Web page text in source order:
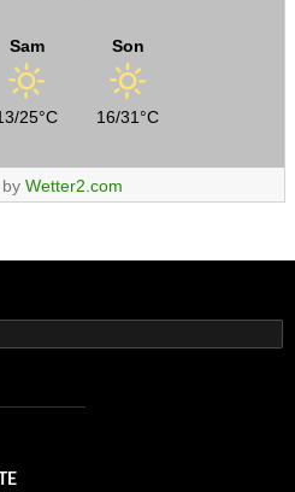
Sam
25°C
Son
16/31°C
Wetter2.com